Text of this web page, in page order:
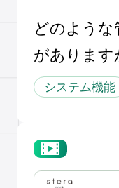
どのような
があります
システム機能